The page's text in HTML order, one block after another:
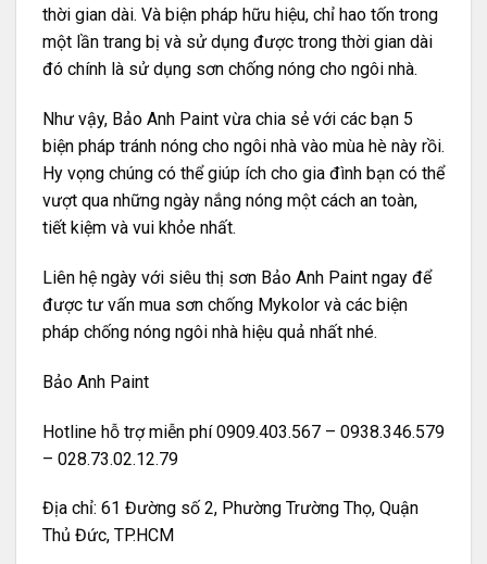
thời gian dài. Và biện pháp hữu hiệu, chỉ hao tốn trong
một lần trang bị và sử dụng được trong thời gian dài
đó chính là sử dụng sơn chống nóng cho ngôi nhà.
Như vậy, Bảo Anh Paint vừa chia sẻ với các bạn 5
biện pháp tránh nóng cho ngôi nhà vào mùa hè này rồi.
Hy vọng chúng có thể giúp ích cho gia đình bạn có thể
vượt qua những ngày nắng nóng một cách an toàn,
tiết kiệm và vui khỏe nhất.
Liên hệ ngày với siêu thị sơn Bảo Anh Paint ngay để
được tư vấn mua sơn chống Mykolor và các biện
pháp chống nóng ngôi nhà hiệu quả nhất nhé.
Bảo Anh Paint
Hotline hỗ trợ miễn phí 0909.403.567 – 0938.346.579
– 028.73.02.12.79
Địa chỉ: 61 Đường số 2, Phường Trường Thọ, Quận
Thủ Đức, TP.HCM